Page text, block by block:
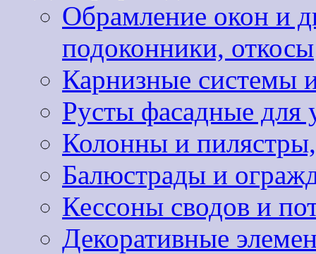
Обрамление окон и
подоконники, откосы
Карнизные системы
Русты фасадные для
Колонны и
Балюстрады и
Кессоны сводов и
Декоративные